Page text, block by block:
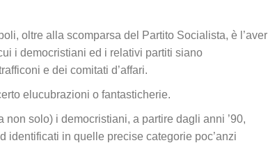
oltre alla scomparsa del Partito Socialista, è l’aver
i democristiani ed i relativi partiti siano
e dei comitati d’affari.
elucubrazioni o fantasticherie.
solo) i democristiani, a partire dagli anni ’90,
identificati in quelle precise categorie poc’anzi